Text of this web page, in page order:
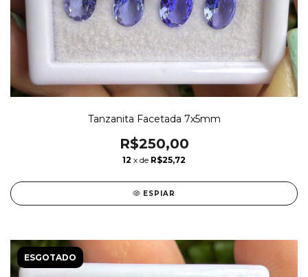
Tanzanita Facetada 7x5mm
R$250,00
12 x de R$25,72
ESPIAR
ESGOTADO